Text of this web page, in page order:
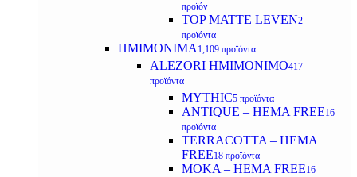
προϊόν
TOP MATTE LEVEN2
προϊόντα
ΗΜΙΜΟΝΙΜΑ 1,109 προϊόντα
ALEZORI ΗΜΙΜΟΝΙΜΟ417
προϊόντα
MYTHIC5 προϊόντα
ANTIQUE – HEMA FREE16
προϊόντα
TERRACOTTA – HEMA
FREE18 προϊόντα
MOKA – HEMA FREE16